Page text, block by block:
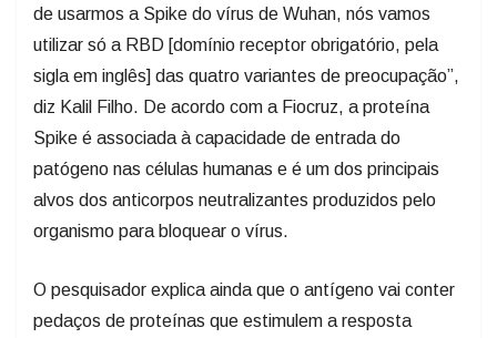
de usarmos a Spike do vírus de Wuhan, nós vamos
utilizar só a RBD [domínio receptor obrigatório, pela
sigla em inglês] das quatro variantes de preocupação”,
diz Kalil Filho. De acordo com a Fiocruz, a proteína
Spike é associada à capacidade de entrada do
patógeno nas células humanas e é um dos principais
alvos dos anticorpos neutralizantes produzidos pelo
organismo para bloquear o vírus.
O pesquisador explica ainda que o antígeno vai conter
pedaços de proteínas que estimulem a resposta